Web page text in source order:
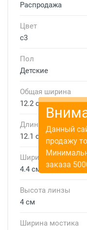
Распродажа
Цвет
с3
Пол
Детские
Общая ширина
12.2 см
Длина дужки
12.1 см
Ширина линзы
4.4 см
Высота линзы
4 см
Ширина мостика
Данный
продажу
заказа